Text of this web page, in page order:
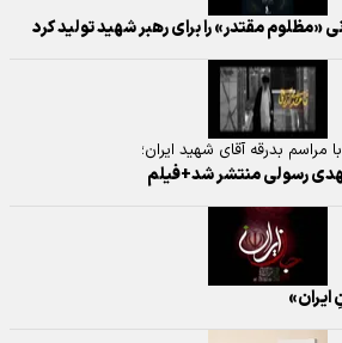
مقتدر» را برای رهبر شهید تولید کرد
مراسم بدرقه آقای شهید ایران؛
رسولی منتشر شد+فیلم
ایران»